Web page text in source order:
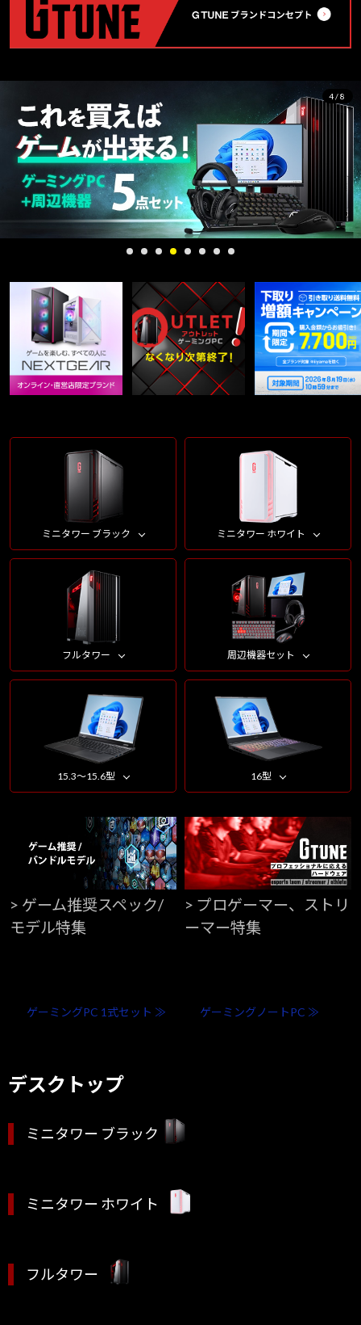
4/8
ミニタワー ブラック ミニタワー ホワイト
フルタワー 周辺機器セット
15.3～15.6型 16型
> ゲーム推奨スペック/
モデル特集
> プロゲーマー、ストリ
ーマー特集
ゲーミングPC 1式セット ≫ ゲーミングノートPC ≫
デスクトップ
ミニタワー ブラック
ミニタワー ホワイト
フルタワー